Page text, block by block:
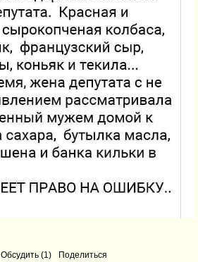
Обсудить (1) Поделиться